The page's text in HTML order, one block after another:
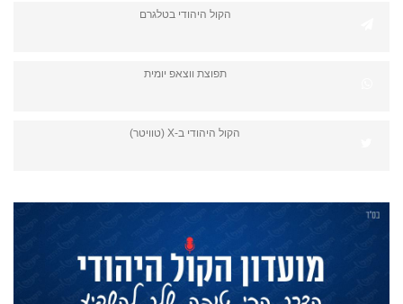
הקול היהודי בטלגרם
תפוצת ווצאפ יומית
הקול היהודי ב-X (טוויטר)